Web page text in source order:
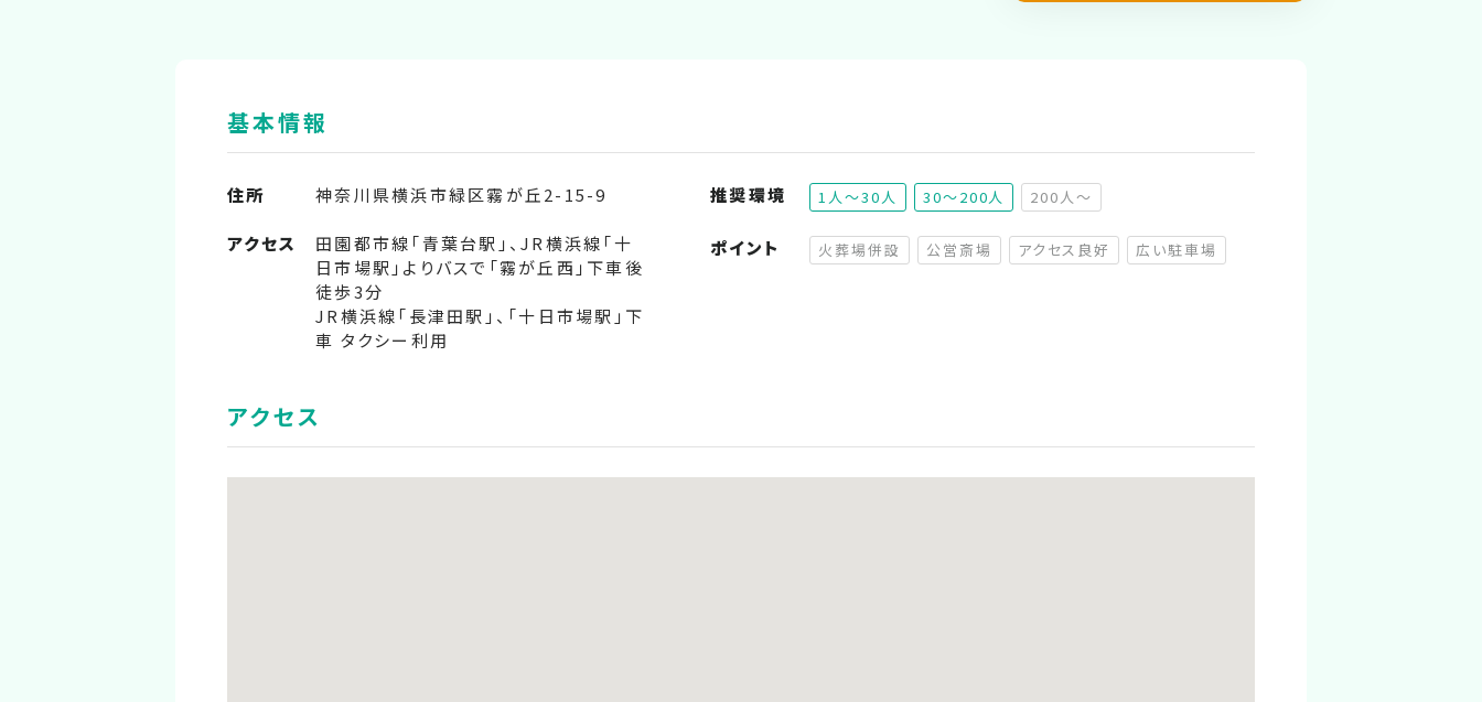
基本情報
住所 神奈川県横浜市緑区霧が丘2-15-9
アクセス
田園都市線「青葉台駅」、JR横浜線「十
日市場駅」よりバスで「霧が丘西」下車後
徒歩3分
JR横浜線「長津田駅」、「十日市場駅」下
車 タクシー利用
推奨環境 1人～30人 30～200人 200人～
（非推奨）
ポイント 火葬場併設
（非対応）
公営斎場
（非対応）
アクセス良好
（非対応）
広い駐車場
（非対応）
アクセス